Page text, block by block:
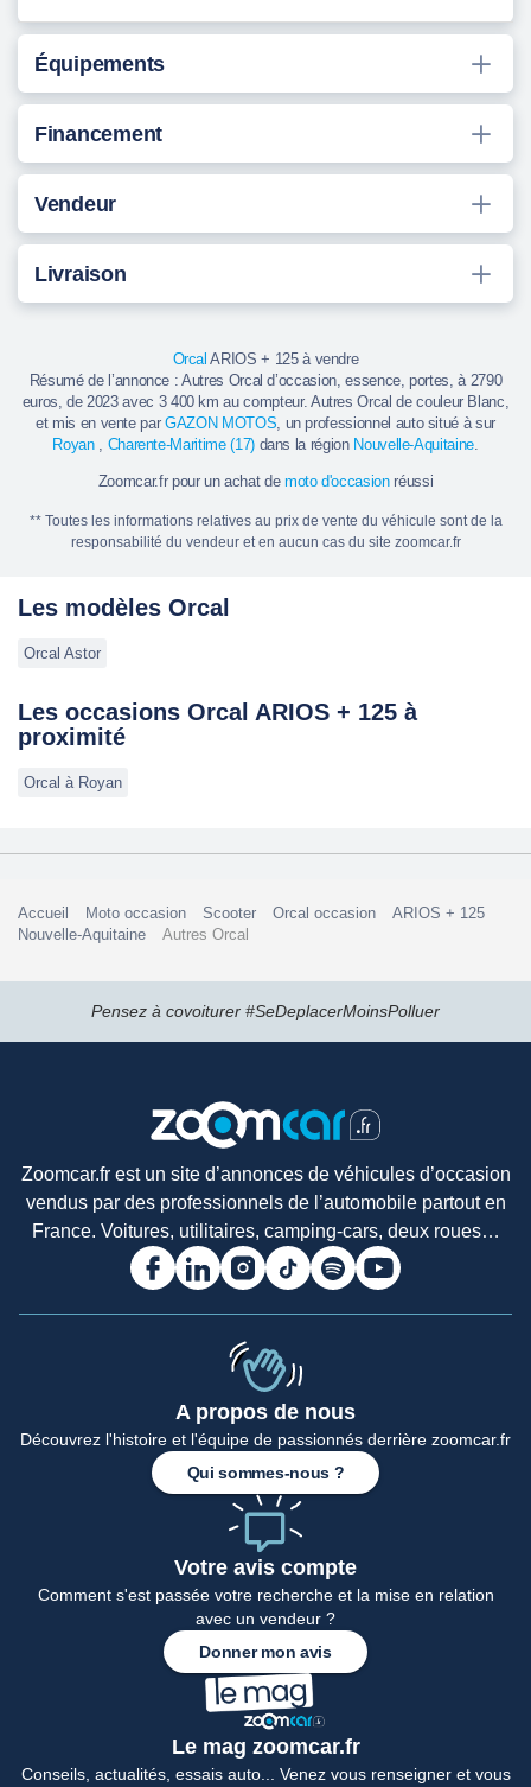
Équipements
Financement
Vendeur
Livraison
Orcal ARIOS + 125 à vendre
Résumé de l’annonce : Autres Orcal d’occasion, essence, portes, à 2790
euros, de 2023 avec 3 400 km au compteur. Autres Orcal de couleur Blanc,
et mis en vente parGAZON MOTOS, un professionnel auto situé à sur
Royan, Charente-Maritime (17) dans la région Nouvelle-Aquitaine.
Zoomcar.fr pour un achat de moto d'occasionréussi
** Toutes les informations relatives au prix de vente du véhicule sont de la
responsabilité du vendeur et en aucun cas du site zoomcar.fr
Les modèles Orcal
Orcal Astor
Les occasions Orcal ARIOS + 125 à
proximité
Orcal à Royan
Accueil Moto occasion Scooter Orcal occasion
ARIOS + 125
Nouvelle-Aquitaine
Autres Orcal
Pensez à covoiturer #SeDeplacerMoinsPolluer
Zoomcar.fr est un site d’annonces de véhicules d’occasion
vendus par des professionnels de l’automobile partout en
France. Voitures, utilitaires, camping-cars, deux roues…
A propos de nous
Découvrez l'histoire et l'équipe de passionnés derrière zoomcar.fr
Qui sommes-nous ?
Votre avis compte
Comment s'est passée votre recherche et la mise en relation
avec un vendeur ?
Donner mon avis
Le mag zoomcar.fr
Conseils, actualités, essais auto... Venez vous renseigner et vous